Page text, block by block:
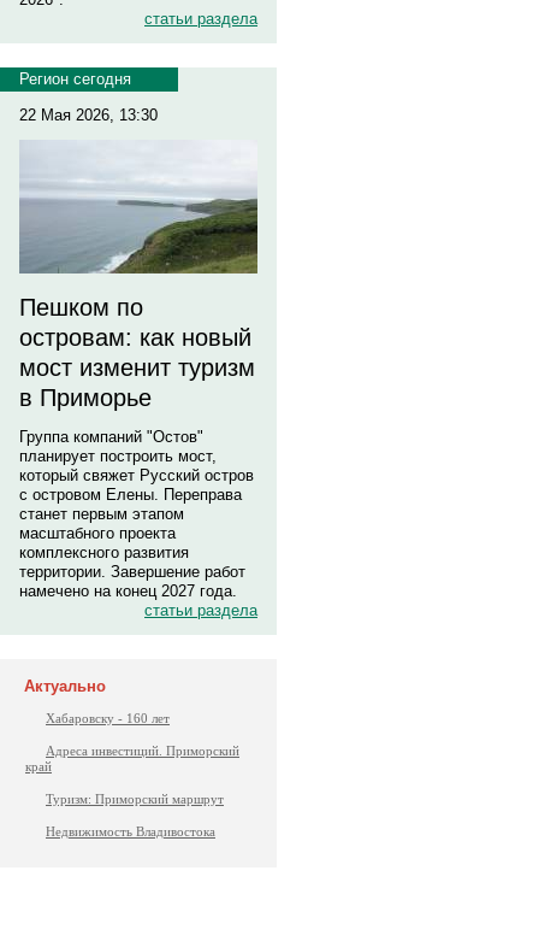
статьи раздела
Регион сегодня
22 Мая 2026, 13:30
Пешком по
островам: как новый
мост изменит туризм
в Приморье
Группа компаний "Остов"
планирует построить мост,
который свяжет Русский остров
с островом Елены. Переправа
станет первым этапом
масштабного проекта
комплексного развития
территории. Завершение работ
намечено на конец 2027 года.
статьи раздела
Актуально
Хабаровску - 160 лет
Адреса инвестиций. Приморский
край
Туризм: Приморский маршрут
Недвижимость Владивостока